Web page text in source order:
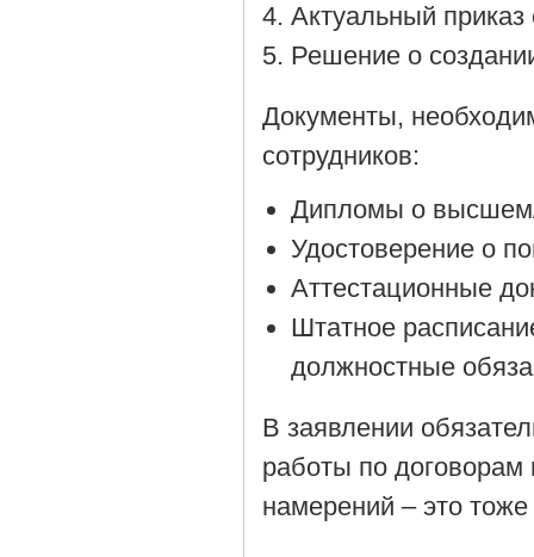
Актуальный приказ
Решение о
Документы,
сотрудников:
Дипломы о
Удостоверение о
Аттестационные
Штатное
должностные
В заявлении
работы по договорам
намерений – это